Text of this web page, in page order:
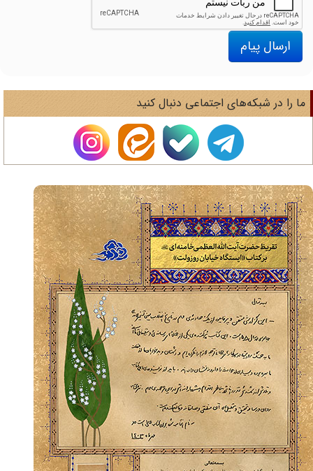
ارسال پیام
را در شبکه‌های اجتماعی دنبال کنید